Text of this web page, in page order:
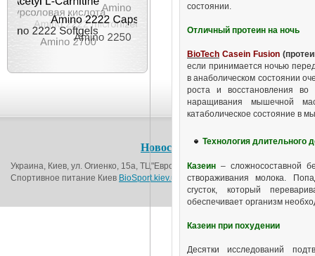
состоянии.
Отличный протеин на ночь
BioTech Casein Fusion
если принимается ночью
в анаболическом состоянии
роста и восстановления
наращивания мышечной
катаболическое состояние в
Технология длительного
Казеин – сложносоставной
створаживания молока.
сгусток, который
обеспечивает организм
Казеин при похудении
Десятки исследований
Новости О магазине
Украина, Киев, ул. Огиенко, 15а, ТЦ"Европорт", 1-й этаж (возле метро
Спортивное питание Киев BioSport.kiev.ua © 2016